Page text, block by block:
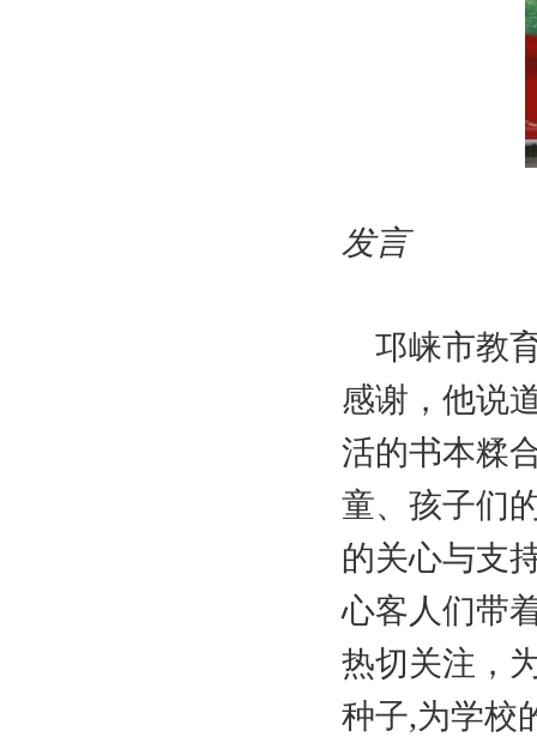
发言
邛崃市教
感谢，他说
活的书本糅
童、孩子们
的关心与支
心客人们带
热切关注，
种子,为学校